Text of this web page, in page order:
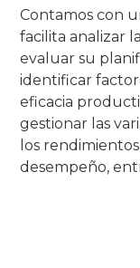
Contamos con
facilita analizar
evaluar su
identificar
eficacia
gestionar las
los
desempeño,